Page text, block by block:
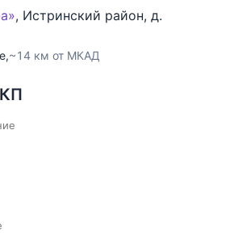
ландшафтные работы,
система и автоматический
участке расположена отдельно
сауна с комнатой отдыха.
столовая, гостиная, гостевая
на 2 м/м, гардеробная.
спальня с собственной
комнатой, 2 детские
, Истринский район, д.
~14 км от МКАД